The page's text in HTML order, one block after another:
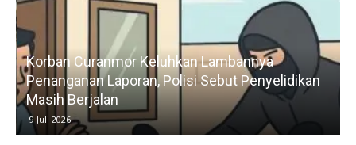
Korban Curanmor Keluhkan Lambannya
Penanganan Laporan, Polisi Sebut Penyelidikan
Masih Berjalan
9 Juli 2026